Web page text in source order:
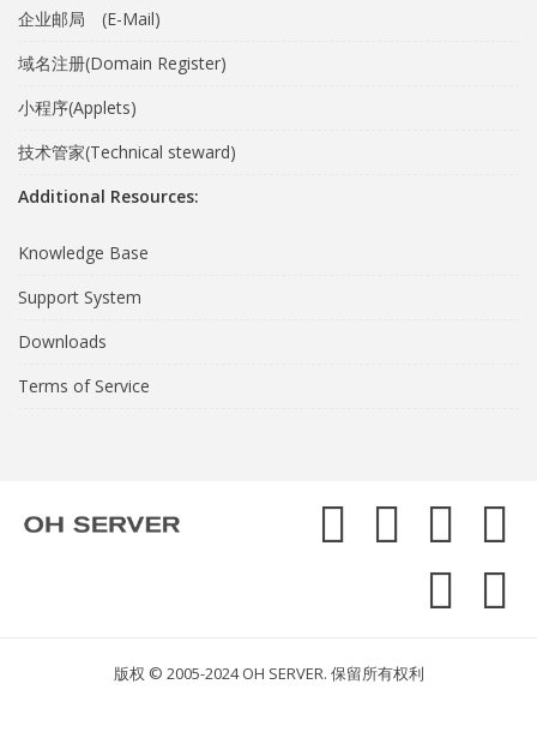
企业邮局 (E-Mail)
域名注册(Domain Register)
小程序(Applets)
技术管家(Technical steward)
Additional Resources:
Knowledge Base
Support System
Downloads
Terms of Service
版权 © 2005-2024 OH SERVER. 保留所有权利